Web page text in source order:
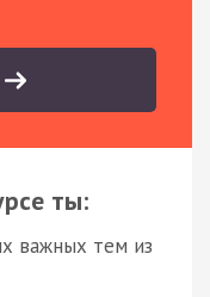
ты:
важных тем из